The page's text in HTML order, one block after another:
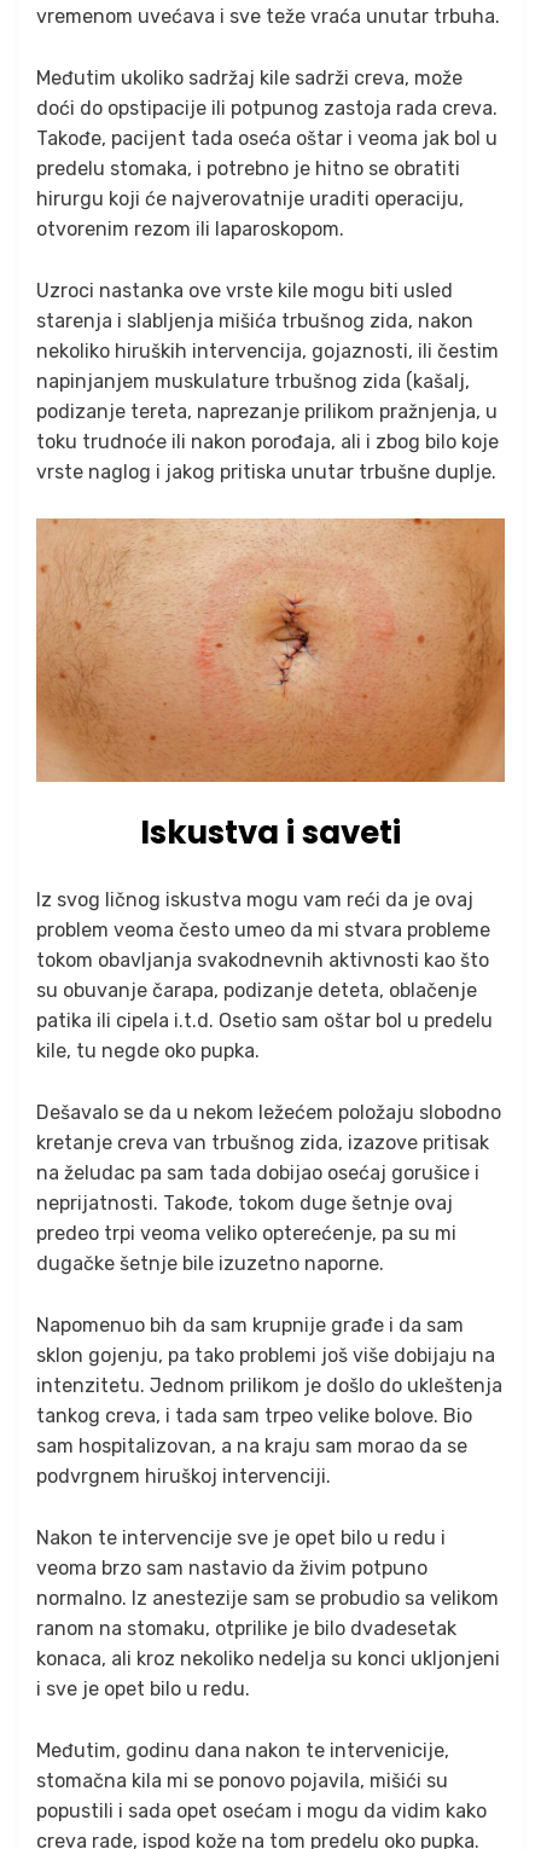
vremenom uvećava i sve teže vraća unutar trbuha.
Međutim ukoliko sadržaj kile sadrži creva, može
doći do opstipacije ili potpunog zastoja rada creva.
Takođe, pacijent tada oseća oštar i veoma jak bol u
predelu stomaka, i potrebno je hitno se obratiti
hirurgu koji će najverovatnije uraditi operaciju,
otvorenim rezom ili laparoskopom.
Uzroci nastanka ove vrste kile mogu biti usled
starenja i slabljenja mišića trbušnog zida, nakon
nekoliko hiruških intervencija, gojaznosti, ili čestim
napinjanjem muskulature trbušnog zida (kašalj,
podizanje tereta, naprezanje prilikom pražnjenja, u
toku trudnoće ili nakon porođaja, ali i zbog bilo koje
vrste naglog i jakog pritiska unutar trbušne duplje.
Iskustva i saveti
Iz svog ličnog iskustva mogu vam reći da je ovaj
problem veoma često umeo da mi stvara probleme
tokom obavljanja svakodnevnih aktivnosti kao što
su obuvanje čarapa, podizanje deteta, oblačenje
patika ili cipela i.t.d. Osetio sam oštar bol u predelu
kile, tu negde oko pupka.
Dešavalo se da u nekom ležećem položaju slobodno
kretanje creva van trbušnog zida, izazove pritisak
na želudac pa sam tada dobijao osećaj gorušice i
neprijatnosti. Takođe, tokom duge šetnje ovaj
predeo trpi veoma veliko opterećenje, pa su mi
dugačke šetnje bile izuzetno naporne.
Napomenuo bih da sam krupnije građe i da sam
sklon gojenju, pa tako problemi još više dobijaju na
intenzitetu. Jednom prilikom je došlo do ukleštenja
tankog creva, i tada sam trpeo velike bolove. Bio
sam hospitalizovan, a na kraju sam morao da se
podvrgnem hiruškoj intervenciji.
Nakon te intervencije sve je opet bilo u redu i
veoma brzo sam nastavio da živim potpuno
normalno. Iz anestezije sam se probudio sa velikom
ranom na stomaku, otprilike je bilo dvadesetak
konaca, ali kroz nekoliko nedelja su konci ukljonjeni
i sve je opet bilo u redu.
Međutim, godinu dana nakon te intervenicije,
stomačna kila mi se ponovo pojavila, mišići su
popustili i sada opet osećam i mogu da vidim kako
creva rade, ispod kože na tom predelu oko pupka.